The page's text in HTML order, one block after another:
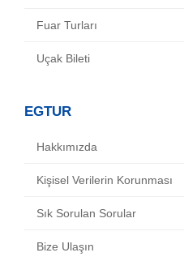
Fuar Turları
Uçak Bileti
EGTUR
Hakkımızda
Kişisel Verilerin Korunması
Sık Sorulan Sorular
Bize Ulaşın